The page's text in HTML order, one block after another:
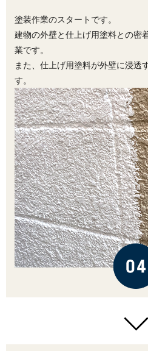
塗装作業のスタートです。
建物の外壁と仕上げ用塗料との密
業です。
また、仕上げ用塗料が外壁に浸透
す。